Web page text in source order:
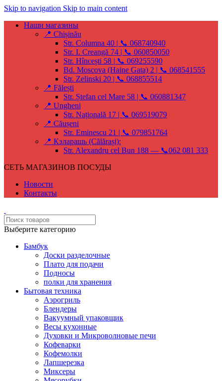
Skip to navigation Skip to main content
Наши магазины
📍 Chișinău
Str. Columna 40 | 📞 068740940
Str. I. Creangă 74 | 📞 060850050
Str. Hîncești 58 | 📞 069255590
Bd. Moscova (Haine Gata) 2 | 📞 068541555
Str. Zelinski 20 | 📞 068855514
📍 Fălești
Str. Ștefan cel Mare 58 | 📞 060881347
📍 Ungheni
Str. Națională 17 | 📞 069519079
📍 Căușeni
Str. Eminescu 21 | 📞 079851764
📍 Кэларашь (Călărași):
Str. Alexandru cel Bun 188 — 📞062 081 333
СЕТЬ МАГАЗИНОВ ПОСУДЫ
Новости
Контакты
Выберите категорию
Бамбук
Доски разделочные
Плато для подачи
Подносы
полки для хранения
Бытовая техника
Аэрогриль
Блендеры
Вакуумный упаковщик
Весы кухонные
Духовки и Микроволновые печи
Кофеварки
Кофемолки
Лапшерезка
Миксеры